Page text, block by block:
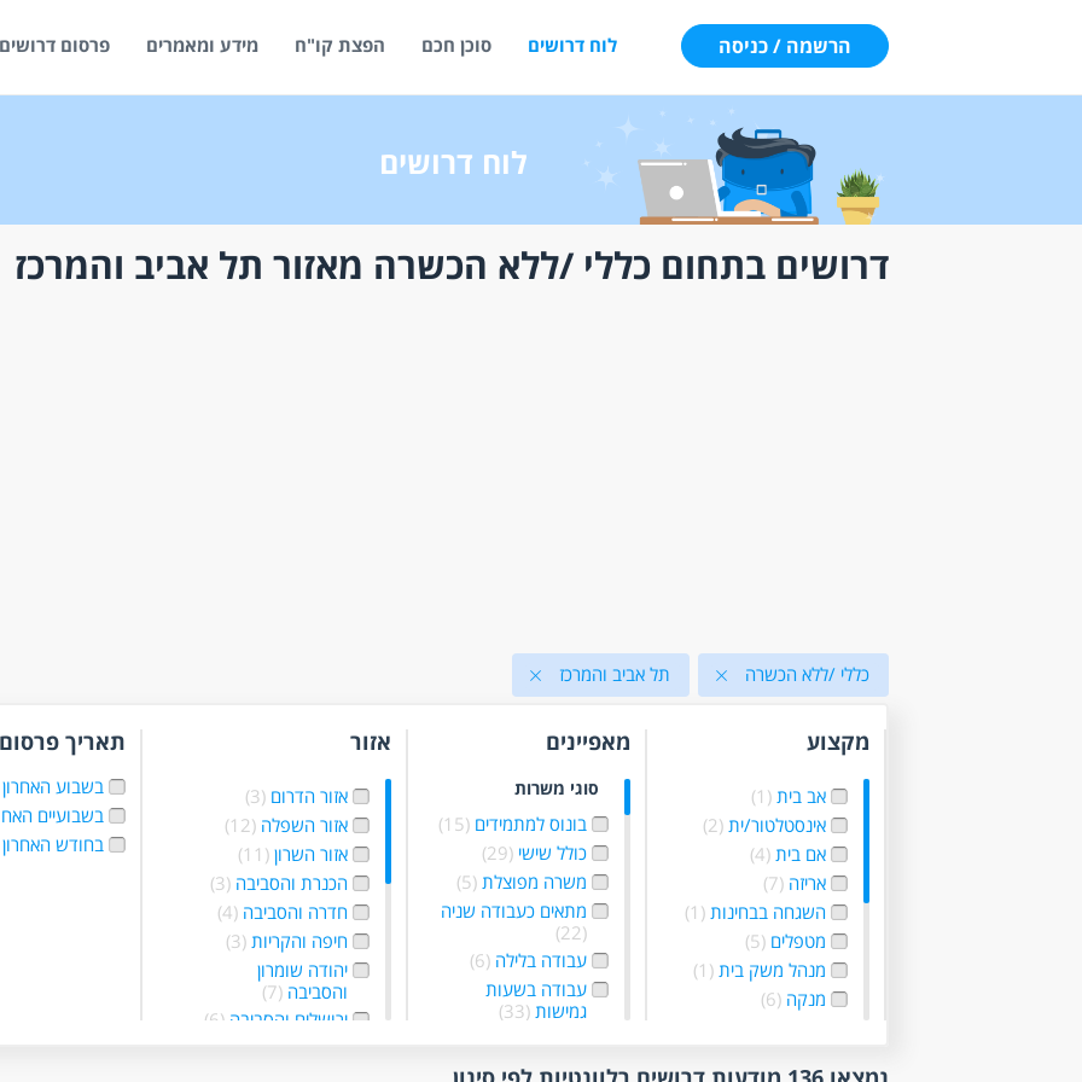
הרשמה / כניסה לוח דרושים סוכן חכם הפצת קו"ח מידע ומאמרים פרסום
לוח דרושים
דרושים בתחום כללי /ללא הכשרה מאזור תל אביב והמרכז
כללי /ללא הכשרה תל אביב והמרכז
מקצוע
אב בית (1)
אינסטלטור/ית (2)
אם בית (4)
אריזה (7)
השגחה בבחינות (1)
מטפלים (5)
מנהל משק בית (1)
מנקה (6)
מאפיינים
סוגי משרות
בונוס למתמידים (15)
כולל שישי (29)
משרה מפוצלת (5)
מתאים כעבודה שניה
(22)
עבודה בלילה (6)
עבודה בשעות
גמישות (33)
עבודה כפרילאנסר.ית
אזור
אזור הדרום (3)
אזור השפלה (12)
אזור השרון (11)
הכנרת והסביבה (3)
חדרה והסביבה (4)
חיפה והקריות (3)
יהודה שומרון
והסביבה (7)
ירושלים והסביבה (6)
תאריך פרסום
בשבוע האחרון
בשבועיים
בחודש האחרון